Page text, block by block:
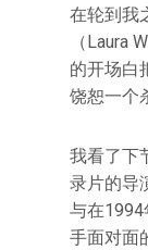
在轮到我
（Laura
的开场白
饶恕一个
我看了下
录片的导
与在1994
手面对面